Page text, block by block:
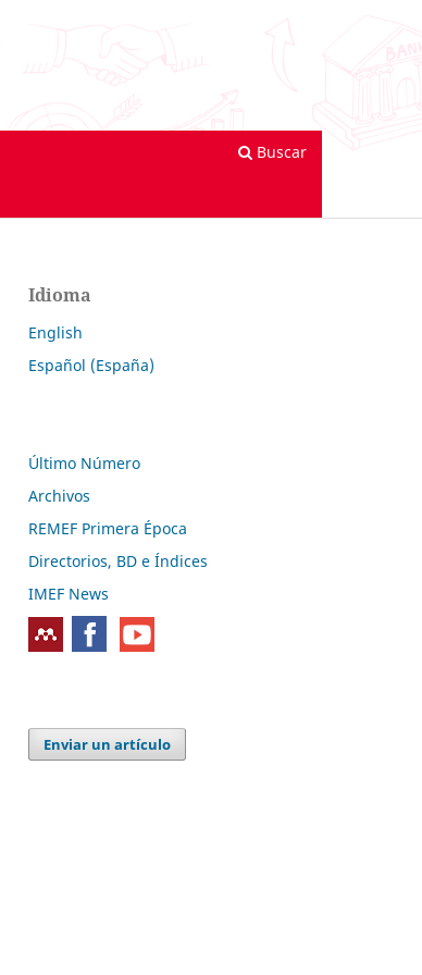
Buscar
Idioma
English
Español (España)
Último Número
Archivos
REMEF Primera Época
Directorios, BD e Índices
IMEF News
Enviar un artículo